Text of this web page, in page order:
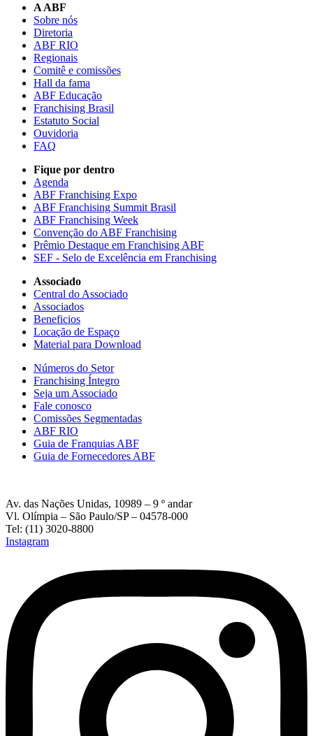
A ABF
Sobre nós
Diretoria
ABF RIO
Regionais
Comitê e comissões
Hall da fama
ABF Educação
Franchising Brasil
Estatuto Social
Ouvidoria
FAQ
Fique por dentro
Agenda
ABF Franchising Expo
ABF Franchising Summit Brasil
ABF Franchising Week
Convenção do ABF Franchising
Prêmio Destaque em Franchising ABF
SEF - Selo de Excelência em Franchising
Associado
Central do Associado
Associados
Beneficios
Locação de Espaço
Material para Download
Números do Setor
Franchising Íntegro
Seja um Associado
Fale conosco
Comissões Segmentadas
ABF RIO
Guia de Franquias ABF
Guia de Fornecedores ABF
Av. das Nações Unidas, 10989 – 9 º andar
Vl. Olímpia – São Paulo/SP – 04578-000
Tel: (11) 3020-8800
Instagram